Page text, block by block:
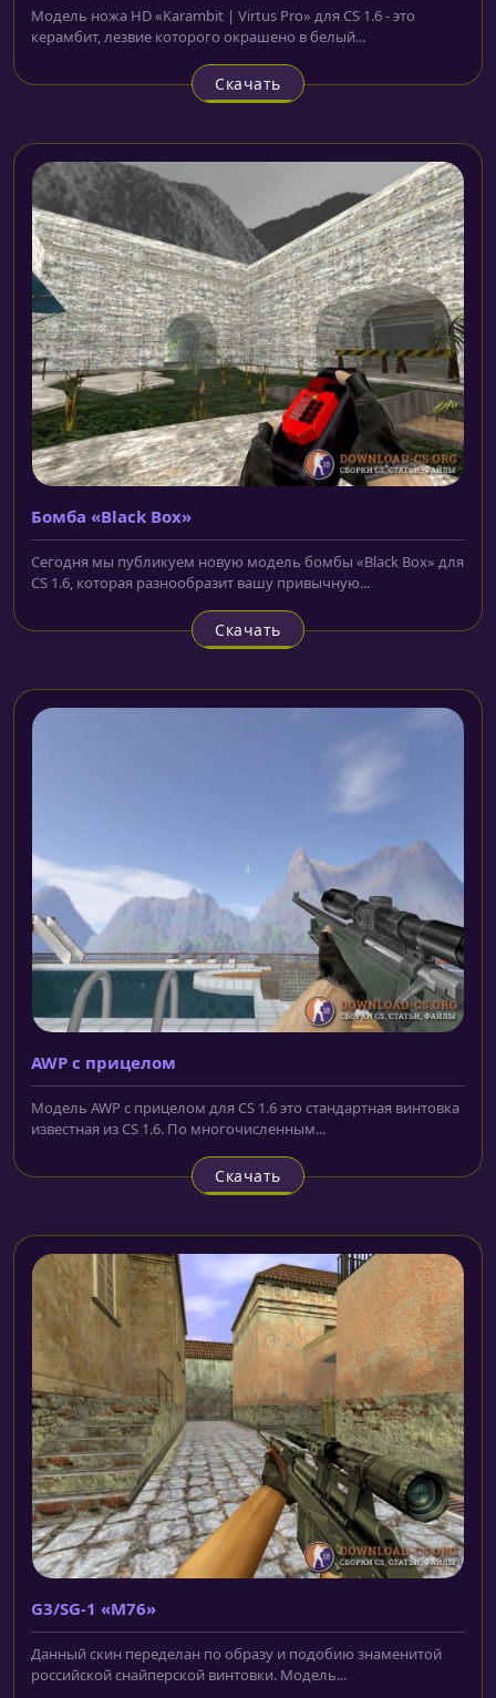
Модель ножа HD «Karambit | Virtus Pro» для CS 1.6 - это
керамбит, лезвие которого окрашено в белый...
Скачать
Бомба «Black Box»
Сегодня мы публикуем новую модель бомбы «Black Box» для
CS 1.6, которая разнообразит вашу привычную...
Скачать
AWP с прицелом
Модель AWP с прицелом для CS 1.6 это стандартная винтовка
известная из CS 1.6. По многочисленным...
Скачать
G3/SG-1 «M76»
Данный скин переделан по образу и подобию знаменитой
российской снайперской винтовки. Модель...